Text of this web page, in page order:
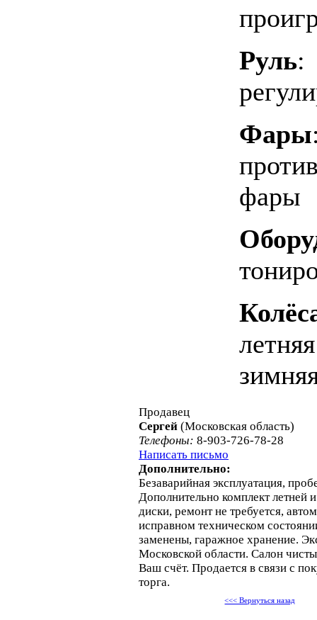
Руль:
Фары
фары
Продавец
Сергей (Московская область)
Телефоны: 8-903-726-78-28
Написать письмо
Дополнительно:
Безаварийная эксплуатация,
Дополнительно комплект летней
диски, ремонт не требуется,
исправном техническом
заменены, гаражное хранение.
Московской области. Салон
Ваш счёт. Продается в связи с
торга.
<<< Вернуться назад